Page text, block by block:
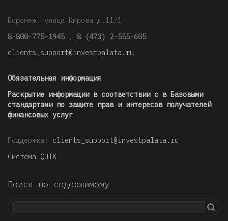
Воронеж, улица Кирова д.11/1
8-800-775-1945 , 8 (473) 2-555-605
clients_support@investpalata.ru
Обязательная информация
Раскрытие информации в соответствии с в Базовыми
стандартами по защите прав и интересов получателей
финансовых услуг
Поддержка: clients_support@investpalata.ru
Система QUIK
Поиск по содержимому